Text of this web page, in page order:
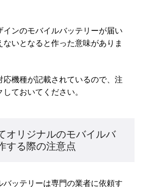
インのモバイルバッテリーが届い
いとなると作った意味がありま
応機種が記載されているので、注
ておいてください。
オリジナルのモバイルバ
する際の注意点
バッテリーは専門の業者に依頼す